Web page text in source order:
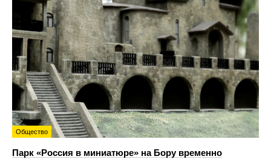
Общество
Парк «Россия в миниатюре» на Бору временно